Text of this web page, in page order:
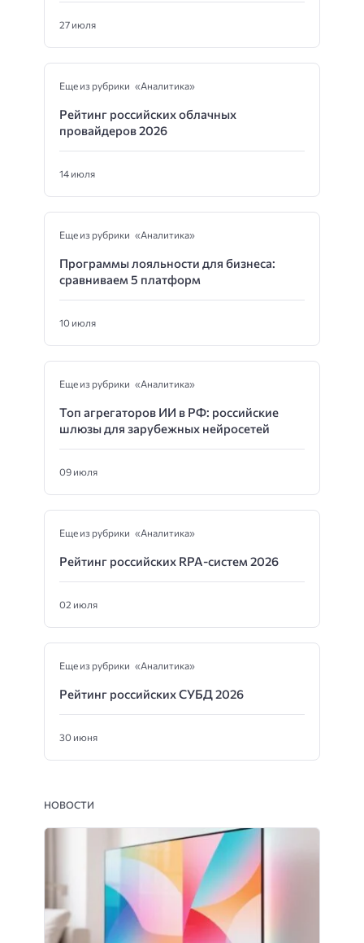
27 июля
Еще из рубрики «Аналитика»
Рейтинг российских облачных
провайдеров 2026
14 июля
Еще из рубрики «Аналитика»
Программы лояльности для бизнеса:
сравниваем 5 платформ
10 июля
Еще из рубрики «Аналитика»
Топ агрегаторов ИИ в РФ: российские
шлюзы для зарубежных нейросетей
09 июля
Еще из рубрики «Аналитика»
Рейтинг российских RPA-систем 2026
02 июля
Еще из рубрики «Аналитика»
Рейтинг российских СУБД 2026
30 июня
НОВОСТИ